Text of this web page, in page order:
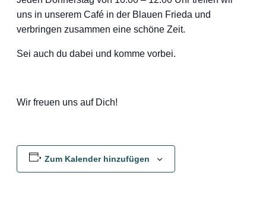
uns in unserem Café in der Blauen Frieda und
verbringen zusammen eine schöne Zeit.
Sei auch du dabei und komme vorbei.
Wir freuen uns auf Dich!
Zum Kalender hinzufügen